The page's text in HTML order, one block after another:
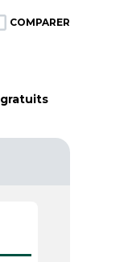
COMPARER
gratuits